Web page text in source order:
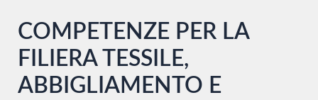
COMPETENZE PER LA
FILIERA TESSILE,
ABBIGLIAMENTO E